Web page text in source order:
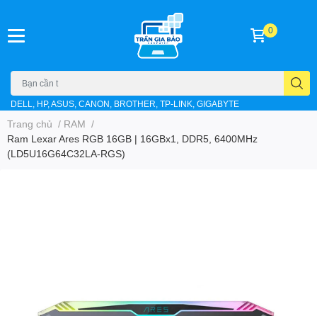
DELL, HP, ASUS, CANON, BROTHER, TP-LINK, GIGABYTE
0
Trang chủ / RAM /
Ram Lexar Ares RGB 16GB | 16GBx1, DDR5, 6400MHz
(LD5U16G64C32LA-RGS)